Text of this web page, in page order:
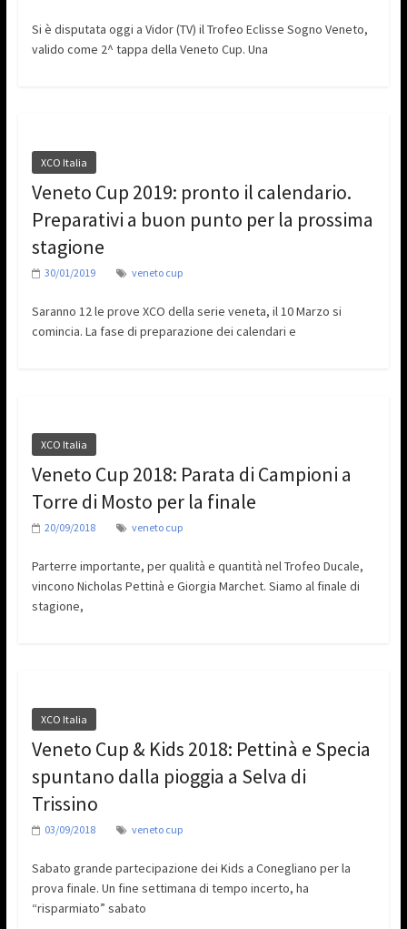
Si è disputata oggi a Vidor (TV) il Trofeo Eclisse Sogno Veneto,
valido come 2^ tappa della Veneto Cup. Una
XCO Italia
Veneto Cup 2019: pronto il calendario.
Preparativi a buon punto per la prossima
stagione
30/01/2019 veneto cup
Saranno 12 le prove XCO della serie veneta, il 10 Marzo si
comincia. La fase di preparazione dei calendari e
XCO Italia
Veneto Cup 2018: Parata di Campioni a
Torre di Mosto per la finale
20/09/2018 veneto cup
Parterre importante, per qualità e quantità nel Trofeo Ducale,
vincono Nicholas Pettinà e Giorgia Marchet. Siamo al finale di
stagione,
XCO Italia
Veneto Cup & Kids 2018: Pettinà e Specia
spuntano dalla pioggia a Selva di
Trissino
03/09/2018 veneto cup
Sabato grande partecipazione dei Kids a Conegliano per la
prova finale. Un fine settimana di tempo incerto, ha
“risparmiato” sabato